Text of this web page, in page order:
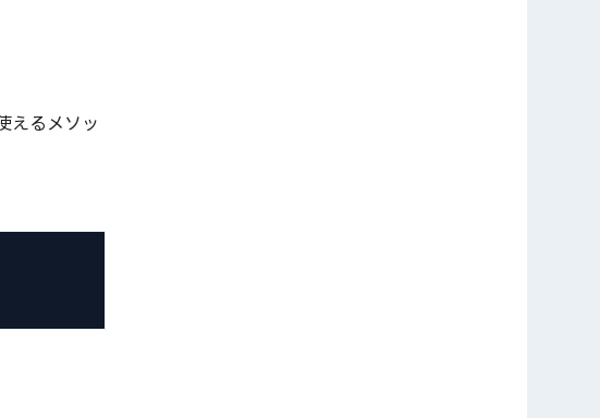
えるメソッ